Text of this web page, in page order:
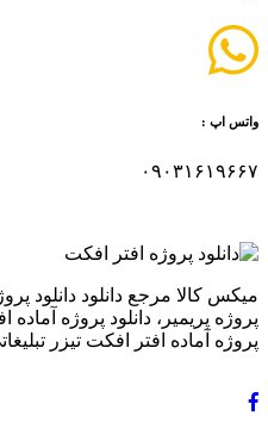
واتس اپ :
۰۹۰۳۱۶۱۹۶۶۷
میکس کالا مرجع دانلود دانلود
پروژه پریمیر، دانلود پروژه آماده
پروژه آماده افتر افکت تیزر